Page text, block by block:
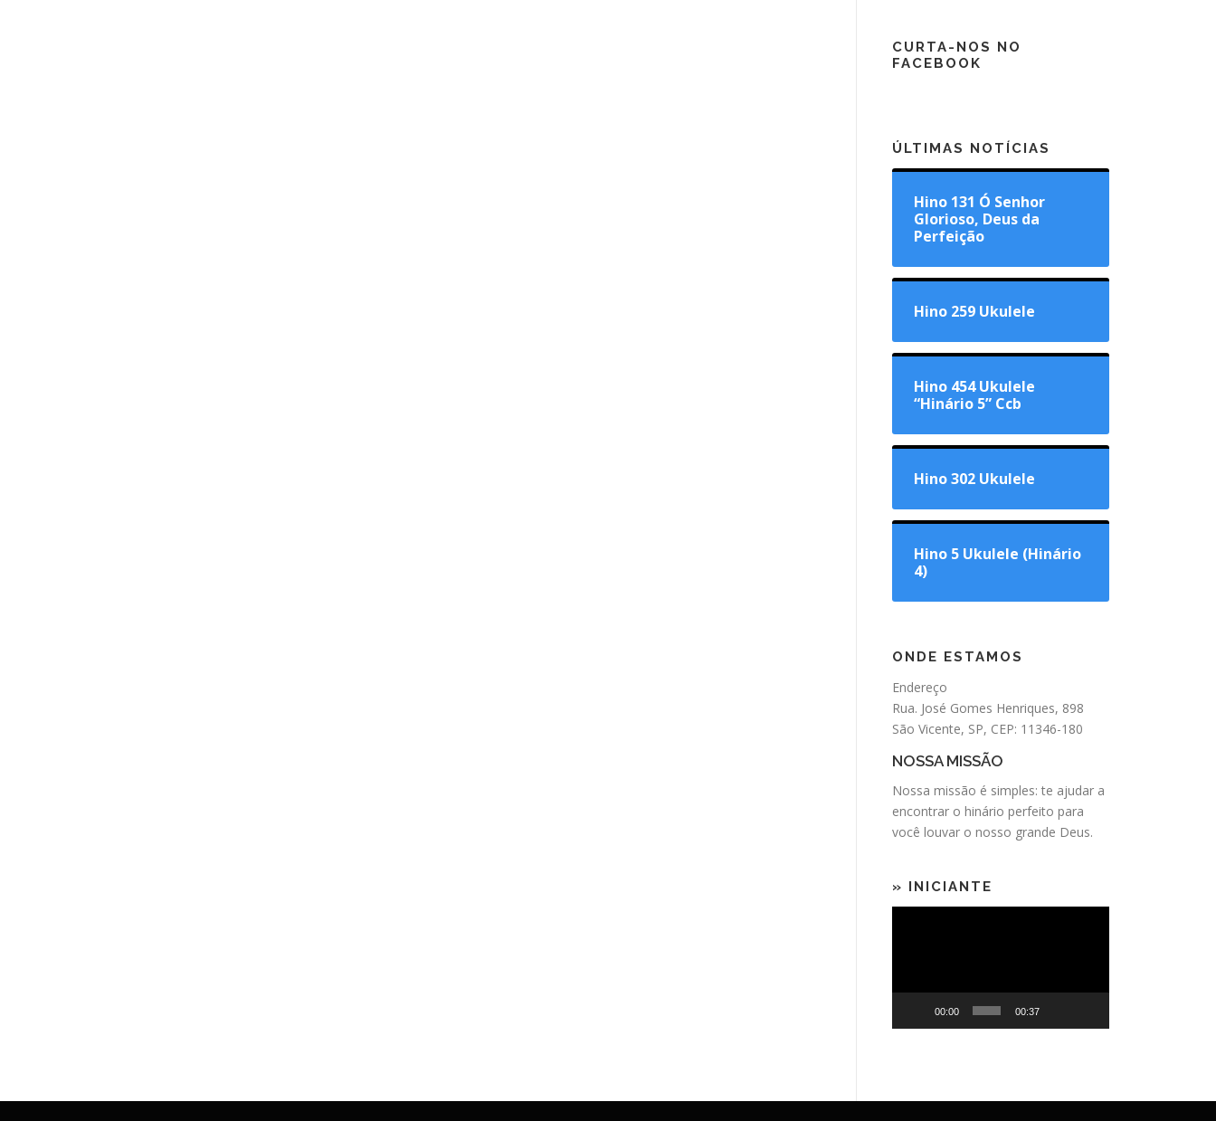
CURTA-NOS NO
FACEBOOK
ÚLTIMAS NOTÍCIAS
Hino 131 Ó Senhor
Glorioso, Deus da
Perfeição
Hino 259 Ukulele
Hino 454 Ukulele
“Hinário 5” Ccb
Hino 302 Ukulele
Hino 5 Ukulele (Hinário
4)
ONDE ESTAMOS
Endereço
Rua. José Gomes Henriques, 898
São Vicente, SP, CEP: 11346-180
NOSSA MISSÃO
Nossa missão é simples: te ajudar a
encontrar o hinário perfeito para
você louvar o nosso grande Deus.
» INICIANTE
00:00 00:37